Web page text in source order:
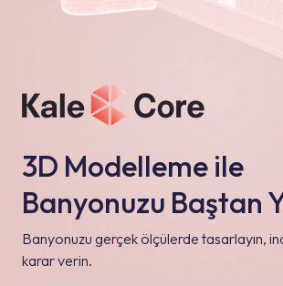
3D Modelleme ile
Banyonuzu Baştan
Banyonuzu gerçek ölçülerde tasarlayın,
karar verin.